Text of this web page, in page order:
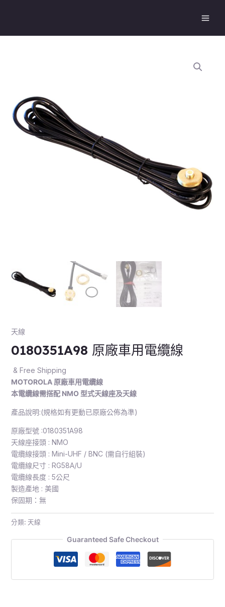
天線
0180351A98 原廠車用電纜線
& Free Shipping
MOTOROLA 原廠車用電纜線
本電纜線需搭配 NMO 型式天線座及天線
產品說明:(規格如有更動已原廠公佈為準)
原廠型號 :0180351A98
天線座接頭 : NMO
電纜線接頭 : Mini-UHF / BNC (需自行組裝)
電纜線尺寸 : RG58A/U
電纜線長度 : 5公尺
製造產地 : 美國
保固期：無
分類: 天線
Guaranteed Safe Checkout